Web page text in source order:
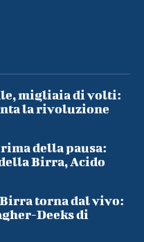
migliaia di volti:
la rivoluzione
della pausa:
Birra, Acido
torna dal vivo:
Deeks di